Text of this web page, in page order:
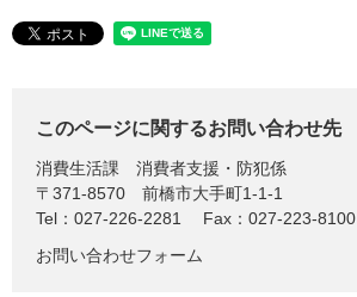
このページに関するお問い合わせ先
消費生活課
消費者支援・防犯係
〒371-8570
前橋市大手町1-1-1
Tel：027-226-2281
Fax：027-223-8100
お問い合わせフォーム